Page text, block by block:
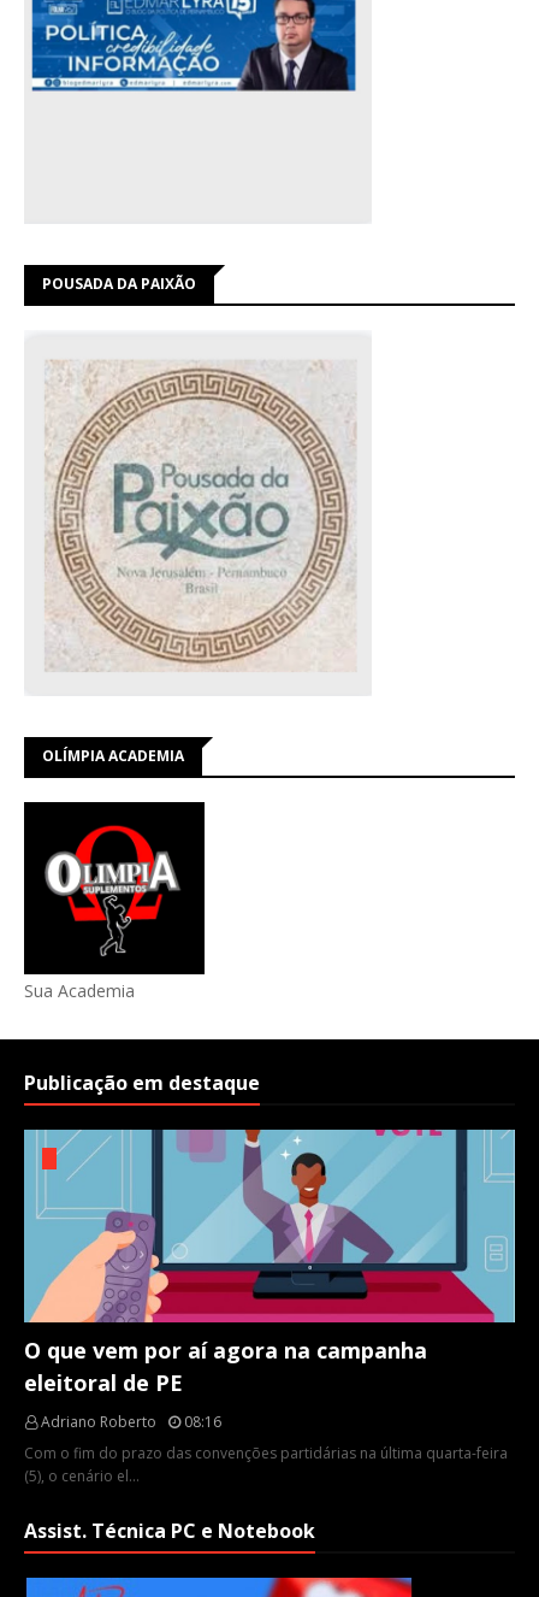
POUSADA DA PAIXÃO
OLÍMPIA ACADEMIA
Sua Academia
Publicação em destaque
O que vem por aí agora na campanha
eleitoral de PE
Adriano Roberto
08:16
Com o fim do prazo das convenções partidárias na última quarta-feira
(5), o cenário el…
Assist. Técnica PC e Notebook